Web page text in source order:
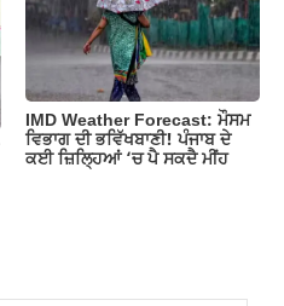
IMD Weather Forecast: ਮੌਸਮ
ਵਿਭਾਗ ਦੀ ਭਵਿੱਖਬਾਣੀ! ਪੰਜਾਬ ਦੇ
ਕਈ ਜ਼ਿਲ੍ਹਿਆਂ ‘ਚ ਪੈ ਸਕਦੈ ਮੀਂਹ